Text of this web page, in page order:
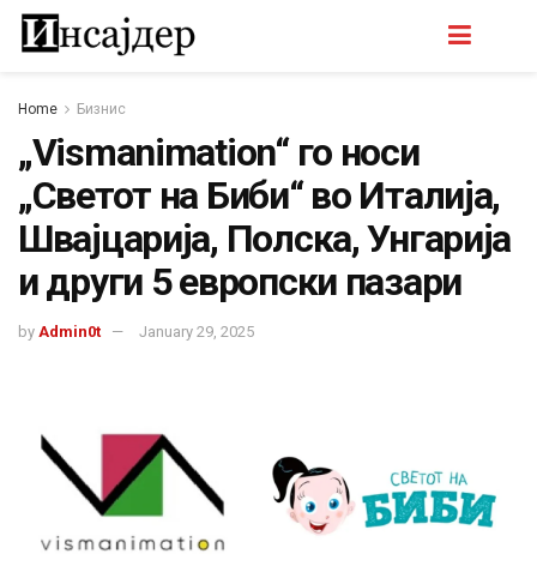
Home Бизнис
„Vismanimation“ го носи
„Светот на Биби“ во Италија,
Швајцарија, Полска, Унгарија
и други 5 европски пазари
by Admin0t January 29, 2025